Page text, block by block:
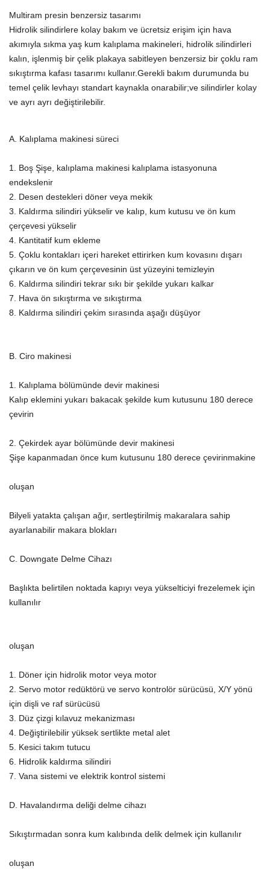
Multiram presin benzersiz tasarımı
Hidrolik silindirlere kolay bakım ve ücretsiz erişim için hava
akımıyla sıkma yaş kum kalıplama makineleri, hidrolik silindirleri
kalın, işlenmiş bir çelik plakaya sabitleyen benzersiz bir çoklu ram
sıkıştırma kafası tasarımı kullanır.Gerekli bakım durumunda bu
temel çelik levhayı standart kaynakla onarabilir;ve silindirler kolay
ve ayrı ayrı değiştirilebilir.
A. Kalıplama makinesi süreci
1. Boş Şişe, kalıplama makinesi kalıplama istasyonuna
endekslenir
2. Desen destekleri döner veya mekik
3. Kaldırma silindiri yükselir ve kalıp, kum kutusu ve ön kum
çerçevesi yükselir
4. Kantitatif kum ekleme
5. Çoklu kontakları içeri hareket ettirirken kum kovasını dışarı
çıkarın ve ön kum çerçevesinin üst yüzeyini temizleyin
6. Kaldırma silindiri tekrar sıkı bir şekilde yukarı kalkar
7. Hava ön sıkıştırma ve sıkıştırma
8. Kaldırma silindiri çekim sırasında aşağı düşüyor
B. Ciro makinesi
1. Kalıplama bölümünde devir makinesi
Kalıp eklemini yukarı bakacak şekilde kum kutusunu 180 derece
çevirin
2. Çekirdek ayar bölümünde devir makinesi
Şişe kapanmadan önce kum kutusunu 180 derece çevirinmakine
oluşan
Bilyeli yatakta çalışan ağır, sertleştirilmiş makaralara sahip
ayarlanabilir makara blokları
C. Downgate Delme Cihazı
Başlıkta belirtilen noktada kapıyı veya yükselticiyi frezelemek için
kullanılır
oluşan
1. Döner için hidrolik motor veya motor
2. Servo motor redüktörü ve servo kontrolör sürücüsü, X/Y yönü
için dişli ve raf sürücüsü
3. Düz çizgi kılavuz mekanizması
4. Değiştirilebilir yüksek sertlikte metal alet
5. Kesici takım tutucu
6. Hidrolik kaldırma silindiri
7. Vana sistemi ve elektrik kontrol sistemi
D. Havalandırma deliği delme cihazı
Sıkıştırmadan sonra kum kalıbında delik delmek için kullanılır
oluşan